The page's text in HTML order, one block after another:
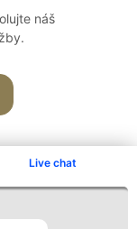
Live chat
náš